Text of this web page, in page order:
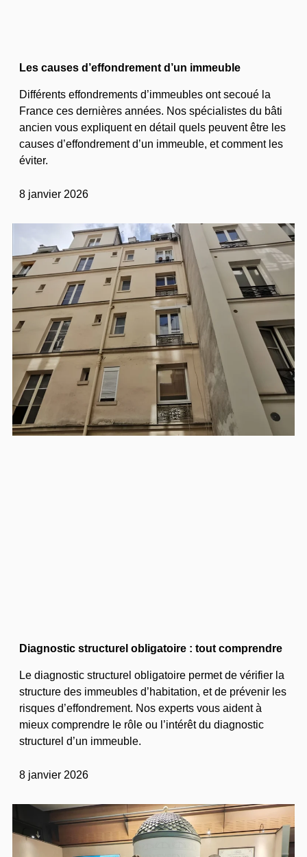
Les causes d’effondrement d’un immeuble
Différents effondrements d’immeubles ont secoué la
France ces dernières années. Nos spécialistes du bâti
ancien vous expliquent en détail quels peuvent être les
causes d’effondrement d’un immeuble, et comment les
éviter.
8 janvier 2026
Diagnostic structurel obligatoire : tout comprendre
Le diagnostic structurel obligatoire permet de vérifier la
structure des immeubles d’habitation, et de prévenir les
risques d’effondrement. Nos experts vous aident à
mieux comprendre le rôle ou l’intérêt du diagnostic
structurel d’un immeuble.
8 janvier 2026